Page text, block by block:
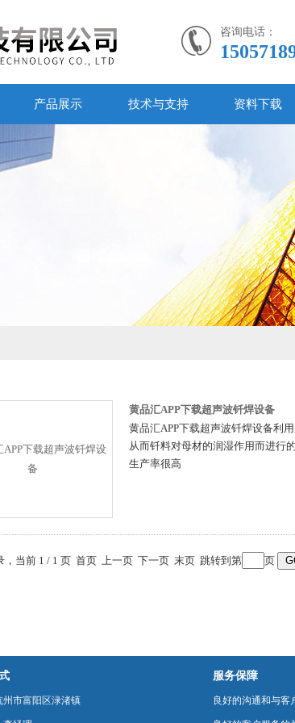
咨询电话：
产品展示 技术与支持 资料下载
黄品汇APP下载超声波钎焊设备
黄品汇APP下载超声波钎焊设备利
从而钎料对母材的润湿作用而进行的
生产率很高
，当前 1 / 1 页 首页 上一页 下一页 末页 跳转到第 页
杭州市富阳区渌渚镇
服务保障
良好的沟通和与客